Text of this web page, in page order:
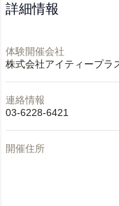
詳細情報
体験開催会社
株式会社アイティープラ
連絡情報
03-6228-6421
開催住所